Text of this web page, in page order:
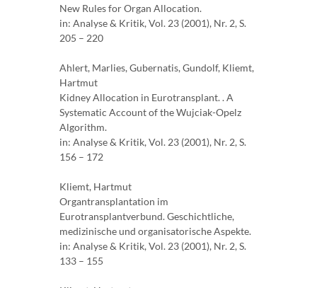
New Rules for Organ Allocation.
in: Analyse & Kritik, Vol. 23 (2001), Nr. 2, S.
205 – 220
Ahlert, Marlies, Gubernatis, Gundolf, Kliemt,
Hartmut
Kidney Allocation in Eurotransplant. . A
Systematic Account of the Wujciak-Opelz
Algorithm.
in: Analyse & Kritik, Vol. 23 (2001), Nr. 2, S.
156 – 172
Kliemt, Hartmut
Organtransplantation im
Eurotransplantverbund. Geschichtliche,
medizinische und organisatorische Aspekte.
in: Analyse & Kritik, Vol. 23 (2001), Nr. 2, S.
133 – 155